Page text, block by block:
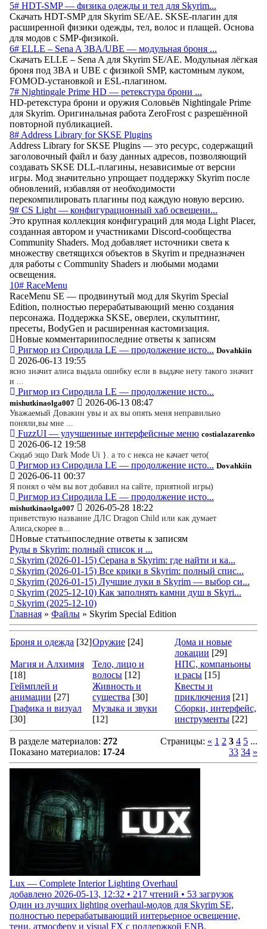
5# HDT-SMP — физика одежды и тел для Skyrim...
Скачать HDT-SMP для Skyrim SE/AE. SKSE-плагин для
расширенной физики одежды, тел, волос и плащей. Основа
для модов с SMP-физикой.
6# ELLE – Sena A 3BA/UBE — модульная броня ...
Скачать ELLE – Sena A для Skyrim SE/AE. Модульная лёгкая
броня под 3BA и UBE с физикой SMP, кастомным луком,
FOMOD-установкой и ESL-плагином.
7# Nightingale Prime HD — ретекстура брони ...
HD-ретекстура брони и оружия Соловьёв Nightingale Prime
для Skyrim. Оригинальная работа ZeroFrost с разрешённой
повторной публикацией.
8# Address Library for SKSE Plugins
Address Library for SKSE Plugins — это ресурс, содержащий
заголовочный файл и базу данных адресов, позволяющий
создавать SKSE DLL-плагины, независимые от версии
игры. Мод значительно упрощает поддержку Skyrim после
обновлений, избавляя от необходимости
перекомпилировать плагины под каждую новую версию.
9# CS Light — конфигурационный хаб освещени...
Это крупная коллекция конфигураций для мода Light Placer,
созданная автором и участниками Discord-сообщества
Community Shaders. Мод добавляет источники света к
множеству светящихся объектов в Skyrim и предназначен
для работы с Community Shaders и любыми модами
освещения.
10# RaceMenu
RaceMenu SE — продвинутый мод для Skyrim Special
Edition, полностью перерабатывающий меню создания
персонажа. Поддержка SKSE, оверлеи, скульптинг,
пресеты, BodyGen и расширенная кастомизация.
Новые комментариипоследние ответы к записям
Ригмор из Сиродила LE — продолжение исто... Dovahkiin
2026-06-13 19:55
ясно значит алиса выдала ошибку если в выдаче нету такого значит
и ...
Ригмор из Сиродила LE — продолжение исто...
mishutkinaolga007 2026-06-13 08:47
Уважаемый Довакин увы и ах вы опять меня неправильно
поняли,вы мне ...
FuzzUI — улучшенные интерфейсные меню costialazarenko
2026-06-12 19:58
Сюдаб эщо Dark Mode Ui }. а то с некса не качает чето(
Ригмор из Сиродила LE — продолжение исто... Dovahkiin
2026-06-11 00:37
Я понял о чём вы вот добавил на сайте, приятной игры)
Ригмор из Сиродила LE — продолжение исто...
mishutkinaolga007 2026-05-28 18:22
приветствую название ДЛС Dragon Child или как думает
Алиса,скорее в...
Новые статьипоследние ответы к записям
Руды в Skyrim: полный список и ...
Skyrim (2026-01-15) Серана в Skyrim: где найти и ка...
Skyrim (2026-01-15) Все крики в Skyrim: полный спис...
Skyrim (2026-01-15) Лучшие луки в Skyrim — выбор си...
Skyrim (2025-12-10) Как заполнять камни душ в Skyri...
Skyrim (2025-12-10)
Главная » Файлы » Skyrim Special Edition
Броня и одежда [32]Оружие [24]
Дома и новые
локации [29]
Магия и Алхимия
[18]
Тело, лицо и
волосы [12]
НПС, компаньоны
и расы [15]
Геймплей и
анимации [27]
Живность и
существа [30]
Квесты и
приключения [21]
Графика и визуал
[30]
Музыка и звуки
[12]
Сборки, интерфейс,
инструменты [22]
В разделе материалов: 272
Показано материалов: 17-24
Страницы: « 1 2 3 4 5 ...
33 34 »
Lux — Complete Interior Lighting Overhaul
добавлено 2026-05-13, 12:32 • 217 чтений • 53 загрузок
Один из лучших lighting overhaul-модов для Skyrim SE,
полностью перерабатывающий интерьерное освещение,
тени, атмосферу и visual FX с поддержкой ENB.